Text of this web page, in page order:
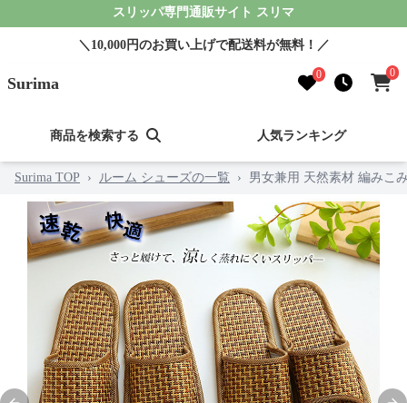
スリッパ専門通販サイト スリマ
＼10,000円のお買い上げで配送料が無料！／
Surima 0 0
商品を検索する 人気ランキング
Surima TOP › ルーム シューズの一覧 › 男女兼用 天然素材 編みこ